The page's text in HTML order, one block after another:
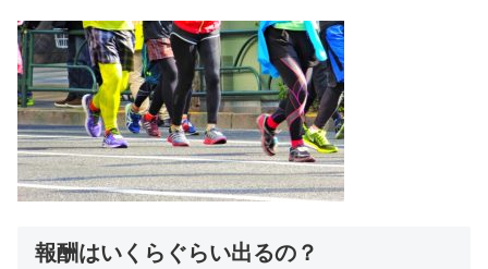
報酬はいくらぐらい出るの？